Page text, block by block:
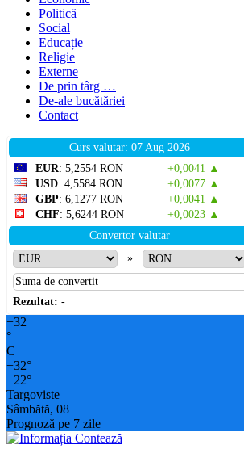
Politică
Social
Educație
Religie
Externe
De prin târg …
De-ale bucătăriei
Contact
Curs valutar: 07 Aug 2026
EUR: 5,2554 RON
+0,0041 ▲
USD: 4,5584 RON
+0,0077 ▲
GBP: 6,1277 RON
+0,0041 ▲
CHF: 5,6244 RON
+0,0023 ▲
Convertor valutar
»
Rezultat: -
+32
°
C
+32°
+22°
Targoviste
Sâmbătă, 08
Prognoză pe 7 zile